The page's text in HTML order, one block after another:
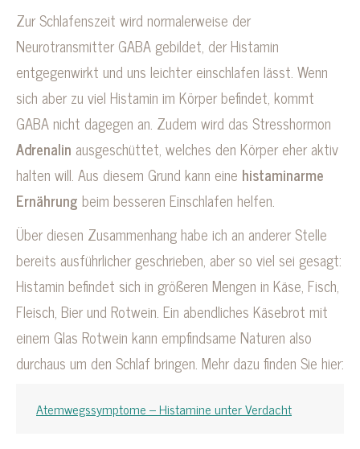
Zur Schlafenszeit wird normalerweise der
Neurotransmitter GABA gebildet, der Histamin
entgegenwirkt und uns leichter einschlafen lässt. Wenn
sich aber zu viel Histamin im Körper befindet, kommt
GABA nicht dagegen an. Zudem wird das Stresshormon
Adrenalin ausgeschüttet, welches den Körper eher aktiv
halten will. Aus diesem Grund kann eine histaminarme
Ernährung beim besseren Einschlafen helfen.
Über diesen Zusammenhang habe ich an anderer Stelle
bereits ausführlicher geschrieben, aber so viel sei gesagt:
Histamin befindet sich in größeren Mengen in Käse, Fisch,
Fleisch, Bier und Rotwein. Ein abendliches Käsebrot mit
einem Glas Rotwein kann empfindsame Naturen also
durchaus um den Schlaf bringen. Mehr dazu finden Sie hier:
Atemwegssymptome – Histamine unter Verdacht